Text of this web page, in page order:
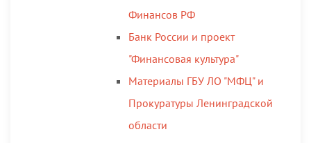
Финансов РФ
Банк России и проект
"Финансовая культура"
Материалы ГБУ ЛО "МФЦ" и
Прокуратуры Ленинградской
области